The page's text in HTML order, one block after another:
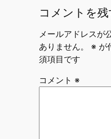
コメントを残
メールアドレスが
ありません。
※ が
須項目です
コメント ※